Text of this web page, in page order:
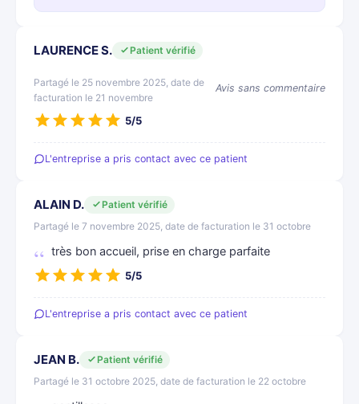
LAURENCE S. Patient vérifié
Partagé le 25 novembre 2025, date de
facturation le 21 novembre
Avis sans commentaire
5/5
L'entreprise a pris contact avec ce patient
ALAIN D.
Patient vérifié
Partagé le 7 novembre 2025, date de facturation le 31 octobre
très bon accueil, prise en charge parfaite
5/5
L'entreprise a pris contact avec ce patient
JEAN B.
Patient vérifié
Partagé le 31 octobre 2025, date de facturation le 22 octobre